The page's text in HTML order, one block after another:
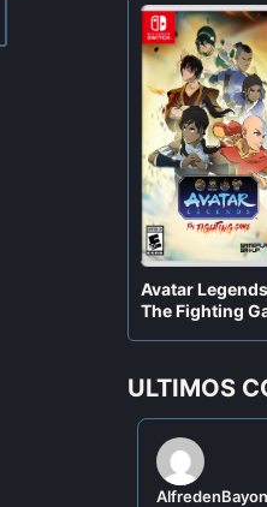
FIFA 20 Ex &
Legacy
Jeiner
febrero 8, 2024
Avatar Legends
The Fighting
ULTIMOS
Alfreden